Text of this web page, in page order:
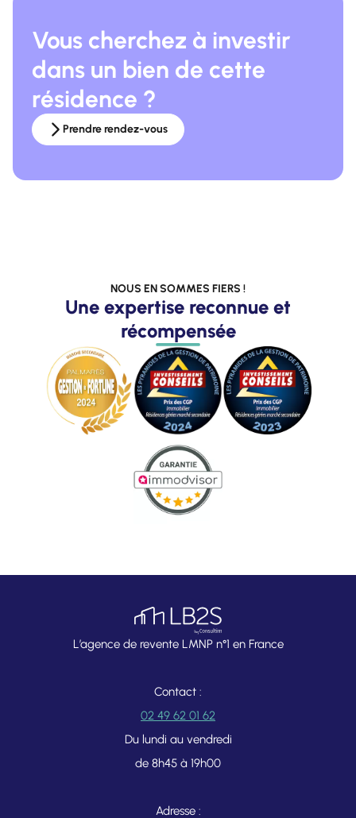
Vous cherchez à investir
dans un bien de cette
résidence ?
Prendre rendez-vous
NOUS EN SOMMES FIERS !
Une expertise reconnue et
récompensée
L’agence de revente LMNP n°1 en France
Contact :
02 49 62 01 62
Du lundi au vendredi
de 8h45 à 19h00
Adresse :